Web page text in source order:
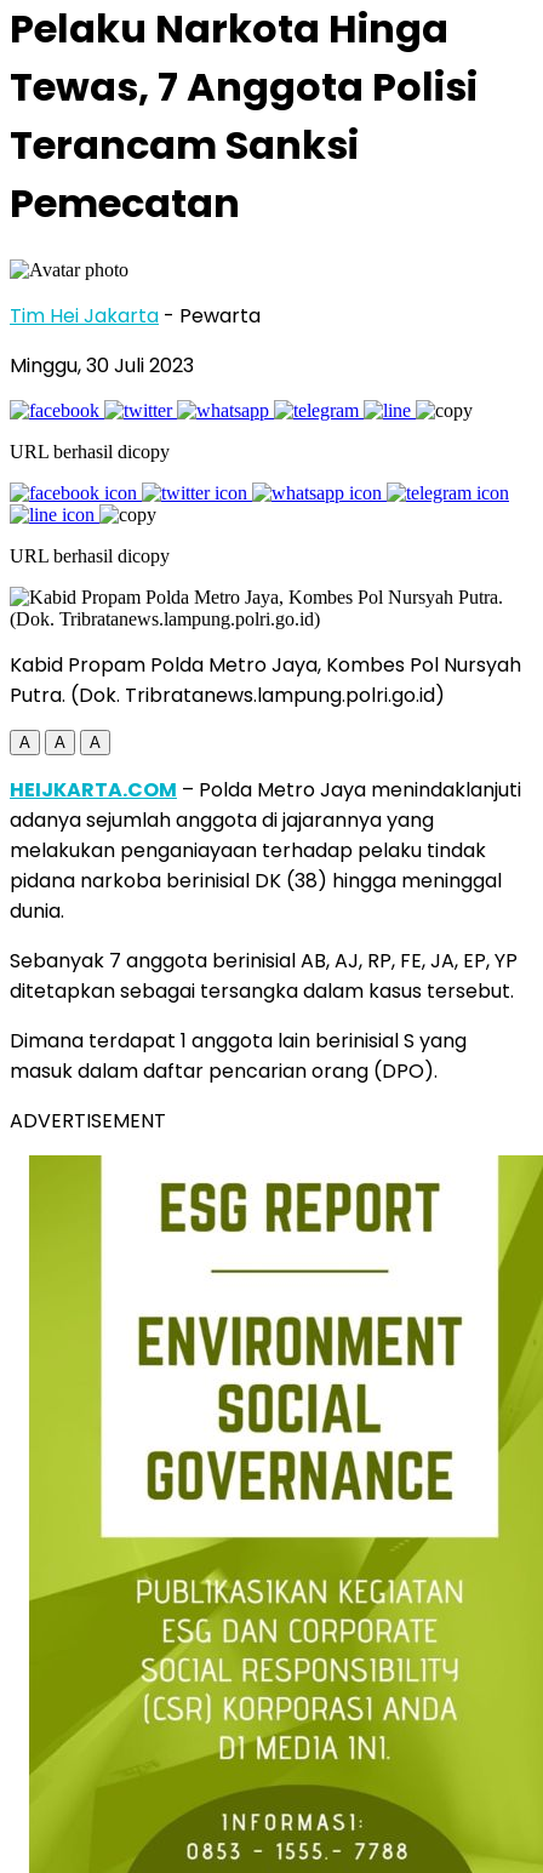
Pelaku Narkota Hinga
Tewas, 7 Anggota Polisi
Terancam Sanksi
Pemecatan
Tim Hei Jakarta - Pewarta
Minggu, 30 Juli 2023
URL berhasil dicopy
URL berhasil dicopy
Kabid Propam Polda Metro Jaya, Kombes Pol Nursyah
Putra. (Dok. Tribratanews.lampung.polri.go.id)
A A A
HEIJKARTA.COM – Polda Metro Jaya menindaklanjuti
adanya sejumlah anggota di jajarannya yang
melakukan penganiayaan terhadap pelaku tindak
pidana narkoba berinisial DK (38) hingga meninggal
dunia.
Sebanyak 7 anggota berinisial AB, AJ, RP, FE, JA, EP, YP
ditetapkan sebagai tersangka dalam kasus tersebut.
Dimana terdapat 1 anggota lain berinisial S yang
masuk dalam daftar pencarian orang (DPO).
ADVERTISEMENT